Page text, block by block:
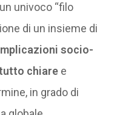
univoco “filo
di un insieme di
socio-
chiaree
in grado di